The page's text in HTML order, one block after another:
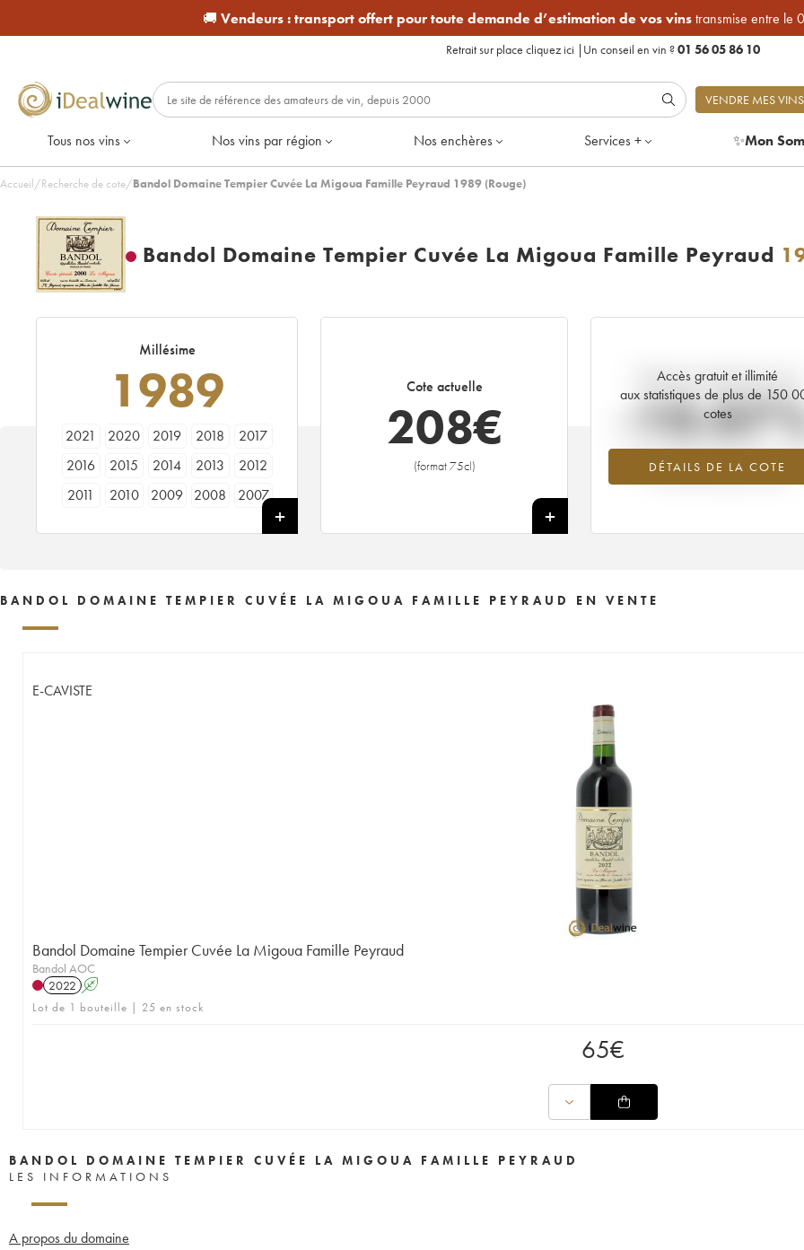
🚚 Vendeurs :transport offert pour toute demande d’estimation de vos vinstransmise entre le
Retrait sur place cliquez ici | Un conseil en vin ?01 56 05 86 10
VENDRE MES VINS
Tous nos vins Nos vins par région Nos enchères Services + ✨Mon
Accueil/Recherche de cote/Bandol Domaine Tempier Cuvée La Migoua Famille Peyraud 1989 (Rouge)
Bandol Domaine Tempier Cuvée La Migoua Famille Peyraud
Millésime
1989
2021 2020 2019 2018
2017
2016
2015 2014 2013
2012
2011
2010 2009 2008
2007
Cote actuelle
208€
(format 75cl)
+
Accès gratuit et illimité
aux statistiques de plus de 150
cotes
DÉTAILS DE LA COTE
Tendance actuelle de la cote
-
Tendance à la baisse du millésime
en 2026 par rapport à 2025
BANDOL DOMAINE TEMPIER CUVÉE LA MIGOUA FAMILLE PEYRAUD EN VENTE
E-CAVISTE
Bandol Domaine Tempier Cuvée La Migoua Famille Peyraud
Bandol AOC
2022 A
Lot de 1 bouteille | 25 en stock
65€
BANDOL DOMAINE TEMPIER CUVÉE LA MIGOUA FAMILLE PEYRAUD
LES INFORMATIONS
A propos du domaine